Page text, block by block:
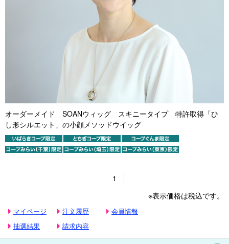
オーダーメイド SOANウィッグ スキニータイプ 特許取得「ひ
し形シルエット」の小顔メソッドウイッグ
1
※表示価格は税込です。
マイページ 注文履歴
会員情報
抽選結果
請求内容